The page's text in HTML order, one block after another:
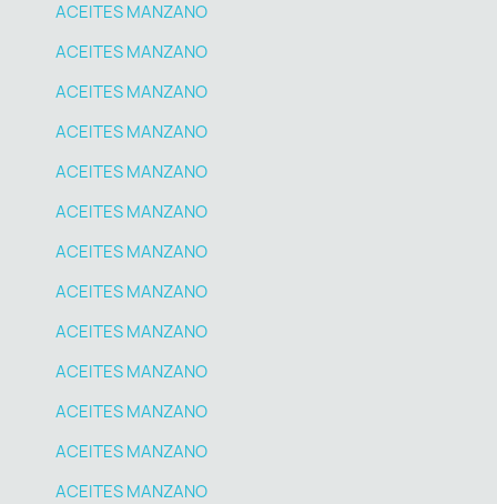
ACEITES MANZANO
ACEITES MANZANO
ACEITES MANZANO
ACEITES MANZANO
ACEITES MANZANO
ACEITES MANZANO
ACEITES MANZANO
ACEITES MANZANO
ACEITES MANZANO
ACEITES MANZANO
ACEITES MANZANO
ACEITES MANZANO
ACEITES MANZANO